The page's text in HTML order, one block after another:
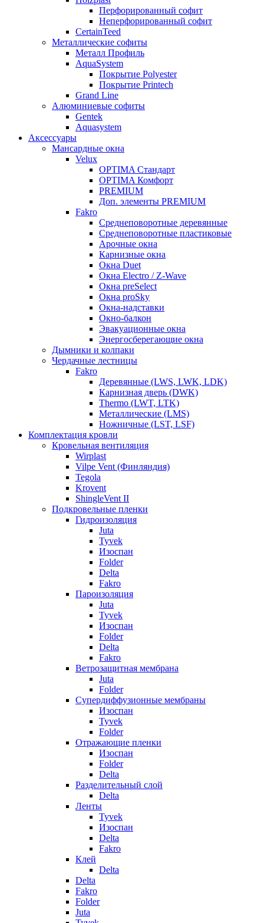
Перфорированный софит
Неперфорированный софит
CertainTeed
Металлические софиты
Металл Профиль
AquaSystem
Покрытие Polyester
Покрытие Printech
Grand Line
Алюминиевые софиты
Gentek
Aquasystem
Аксессуары
Мансардные окна
Velux
OPTIMA Стандарт
OPTIMA Комфорт
PREMIUM
Доп. элементы PREMIUM
Fakro
Cреднеповоротные деревянные
Cреднеповоротные пластиковые
Арочные окна
Карнизные окна
Окна Duet
Окна Electro / Z-Wave
Окна preSelect
Окна proSky
Окна-надставки
Окно-балкон
Эвакуационные окна
Энергосберегающие окна
Дымники и колпаки
Чердачные лестницы
Fakro
Деревянные (LWS, LWK, LDK)
Карнизная дверь (DWK)
Thermo (LWT, LTK)
Металлические (LMS)
Ножничные (LST, LSF)
Комплектация кровли
Кровельная вентиляция
Wirplast
Vilpe Vent (Финляндия)
Tegola
Krovent
ShingleVent II
Подкровельные пленки
Гидроизоляция
Juta
Tyvek
Изоспан
Folder
Delta
Fakro
Пароизоляция
Juta
Tyvek
Изоспан
Folder
Delta
Fakro
Ветрозащитная мембрана
Juta
Folder
Супердиффузионные мембраны
Изоспан
Tyvek
Folder
Отражающие пленки
Изоспан
Folder
Delta
Разделительный слой
Delta
Ленты
Tyvek
Изоспан
Delta
Fakro
Клей
Delta
Delta
Fakro
Folder
Juta